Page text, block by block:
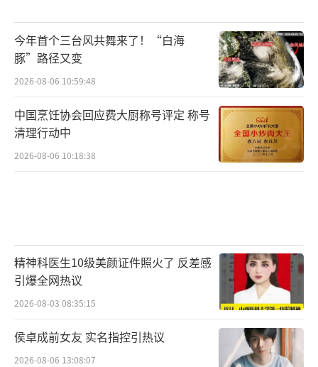
今年首个三台风共舞来了！“白海
豚”路径又变
2026-08-06 10:59:48
中国烹饪协会回应费大厨称号评定 称号
清理行动中
2026-08-06 10:18:38
精神科医生10级美颜证件照火了 反差感
引爆全网热议
2026-08-03 08:35:15
侯卓成前女友 实名指控引热议
2026-08-06 13:08:07